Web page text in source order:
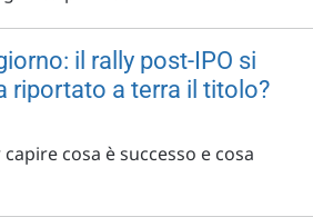
il rally post-IPO si
riportato a terra il titolo?
cosa è successo e cosa